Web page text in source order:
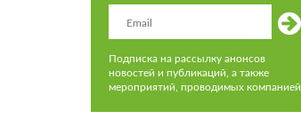
Подписка на рассылку анонсов
новостей и публикаций, а также
мероприятий, проводимых компанией.